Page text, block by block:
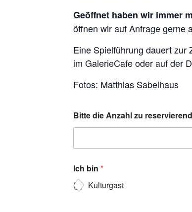
Geöffnet haben wir immer
öffnen wir auf Anfrage gerne
Eine Spielführung dauert zur
im GalerieCafe oder auf der
Fotos: Matthias Sabelhaus
Bitte die Anzahl zu
Ich bin *
Kulturgast